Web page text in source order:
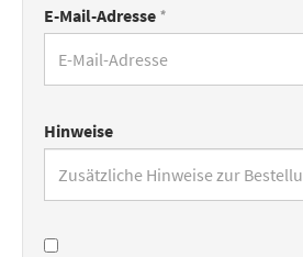
E-Mail-Adresse *
Hinweise